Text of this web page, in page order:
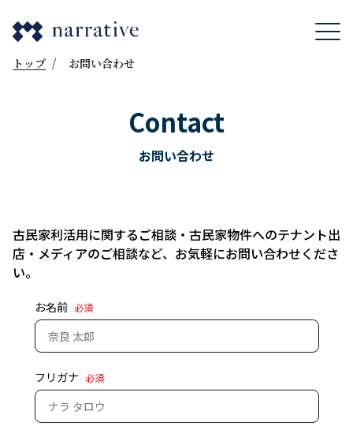
トップ / お問い合わせ
Contact
お問い合わせ
古民家利活用に関するご相談・古民家物件へのテナント出
店・メディアのご相談など、お気軽にお問い合わせくださ
い。
お名前 必須
フリガナ 必須